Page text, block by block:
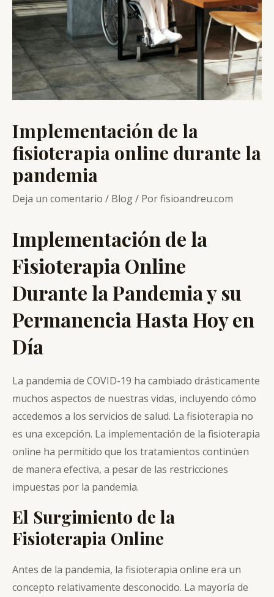
Implementación de la
fisioterapia online durante la
pandemia
Deja un comentario / Blog/ Porfisioandreu.com
Implementación de la
Fisioterapia Online
Durante la Pandemia y su
Permanencia Hasta Hoy en
Día
La pandemia de COVID-19 ha cambiado drásticamente
muchos aspectos de nuestras vidas, incluyendo cómo
accedemos a los servicios de salud. La fisioterapia no
es una excepción. La implementación de la fisioterapia
online ha permitido que los tratamientos continúen
de manera efectiva, a pesar de las restricciones
impuestas por la pandemia.
El Surgimiento de la
Fisioterapia Online
Antes de la pandemia, la fisioterapia online era un
concepto relativamente desconocido. La mayoría de